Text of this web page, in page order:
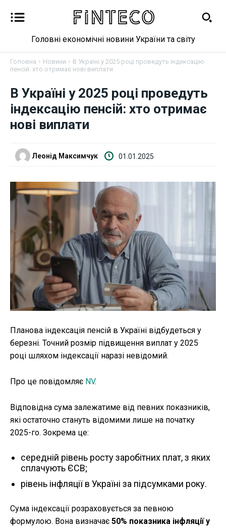
Новини
Бізнес
Валютний ринок
Криптовалюта
Робота і освіта
Публікації
ФОП
Курс валют
Ми в соц. мережах
Головні економічні новини України та світу
Головна Новини
В Україні у 2025 році проведуть індексацію
пенсій: хто отримає нові виплати
В Україні у 2025 році проведуть
індексацію пенсій: хто отримає
нові виплати
Леонід Максимчук 01.01.2025
Планова індексація пенсій в Україні відбудеться у
березні. Точний розмір підвищення виплат у 2025
році шляхом індексації наразі невідомий.
Про це повідомляє NV.
Відповідна сума залежатиме від певних показників,
які остаточно стануть відомими лише на початку
2025-го. Зокрема це:
середній рівень росту заробітних плат, з яких
сплачують ЄСВ;
рівень інфляції в Україні за підсумками року.
Сума індексації розраховується за певною
формулою. Вона визначає 50% показника інфляції у